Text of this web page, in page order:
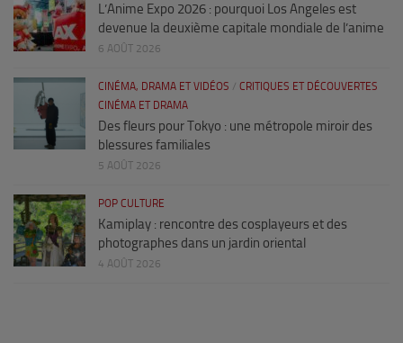
L’Anime Expo 2026 : pourquoi Los Angeles est
devenue la deuxième capitale mondiale de l’anime
6 AOÛT 2026
CINÉMA, DRAMA ET VIDÉOS / CRITIQUES ET DÉCOUVERTES
CINÉMA ET DRAMA
Des fleurs pour Tokyo : une métropole miroir des
blessures familiales
5 AOÛT 2026
POP CULTURE
Kamiplay : rencontre des cosplayeurs et des
photographes dans un jardin oriental
4 AOÛT 2026